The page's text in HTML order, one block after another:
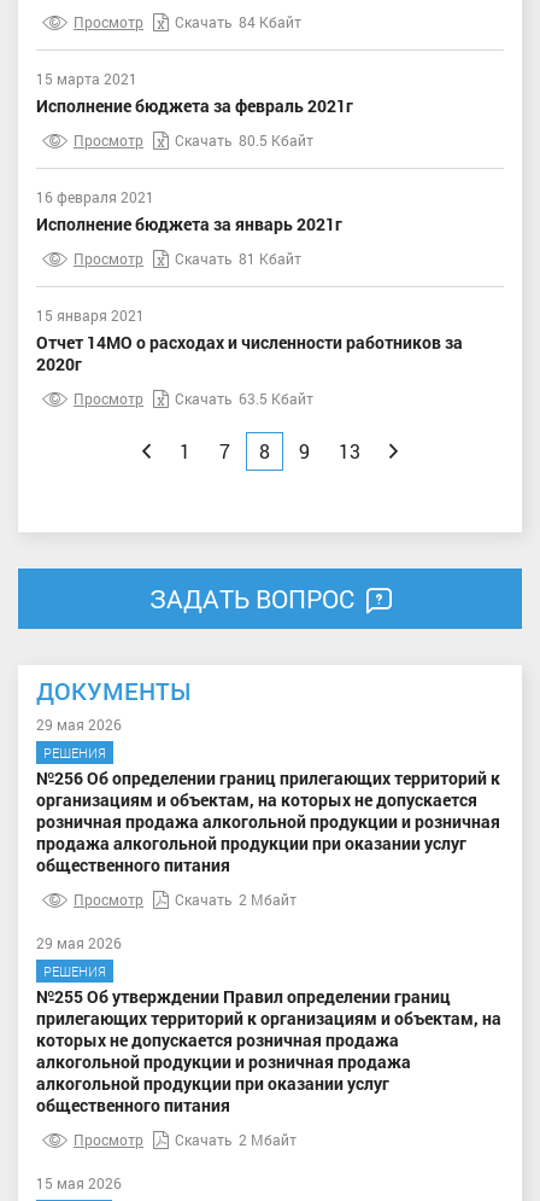
Просмотр Скачать 84 Кбайт
15 марта 2021
Исполнение бюджета за февраль 2021г
Просмотр Скачать 80.5 Кбайт
16 февраля 2021
Исполнение бюджета за январь 2021г
Просмотр Скачать 81 Кбайт
15 января 2021
Отчет 14МО о расходах и численности работников за
2020г
Просмотр Скачать 63.5 Кбайт
Назад
1 7 8 9 13 Вперед
ЗАДАТЬ ВОПРОС
ДОКУМЕНТЫ
29 мая 2026
РЕШЕНИЯ
№256 Об определении границ прилегающих территорий к
организациям и объектам, на которых не допускается
розничная продажа алкогольной продукции и розничная
продажа алкогольной продукции при оказании услуг
общественного питания
Просмотр Скачать 2 Мбайт
29 мая 2026
РЕШЕНИЯ
№255 Об утверждении Правил определении границ
прилегающих территорий к организациям и объектам, на
которых не допускается розничная продажа
алкогольной продукции и розничная продажа
алкогольной продукции при оказании услуг
общественного питания
Просмотр Скачать 2 Мбайт
15 мая 2026